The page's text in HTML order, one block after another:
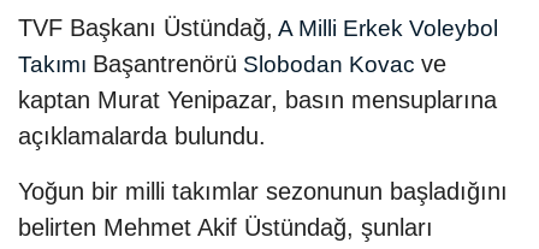
TVF Başkanı Üstündağ, A Milli Erkek Voleybol
Takımı Başantrenörü Slobodan Kovac ve
kaptan Murat Yenipazar, basın mensuplarına
açıklamalarda bulundu.
Yoğun bir milli takımlar sezonunun başladığını
belirten Mehmet Akif Üstündağ, şunları